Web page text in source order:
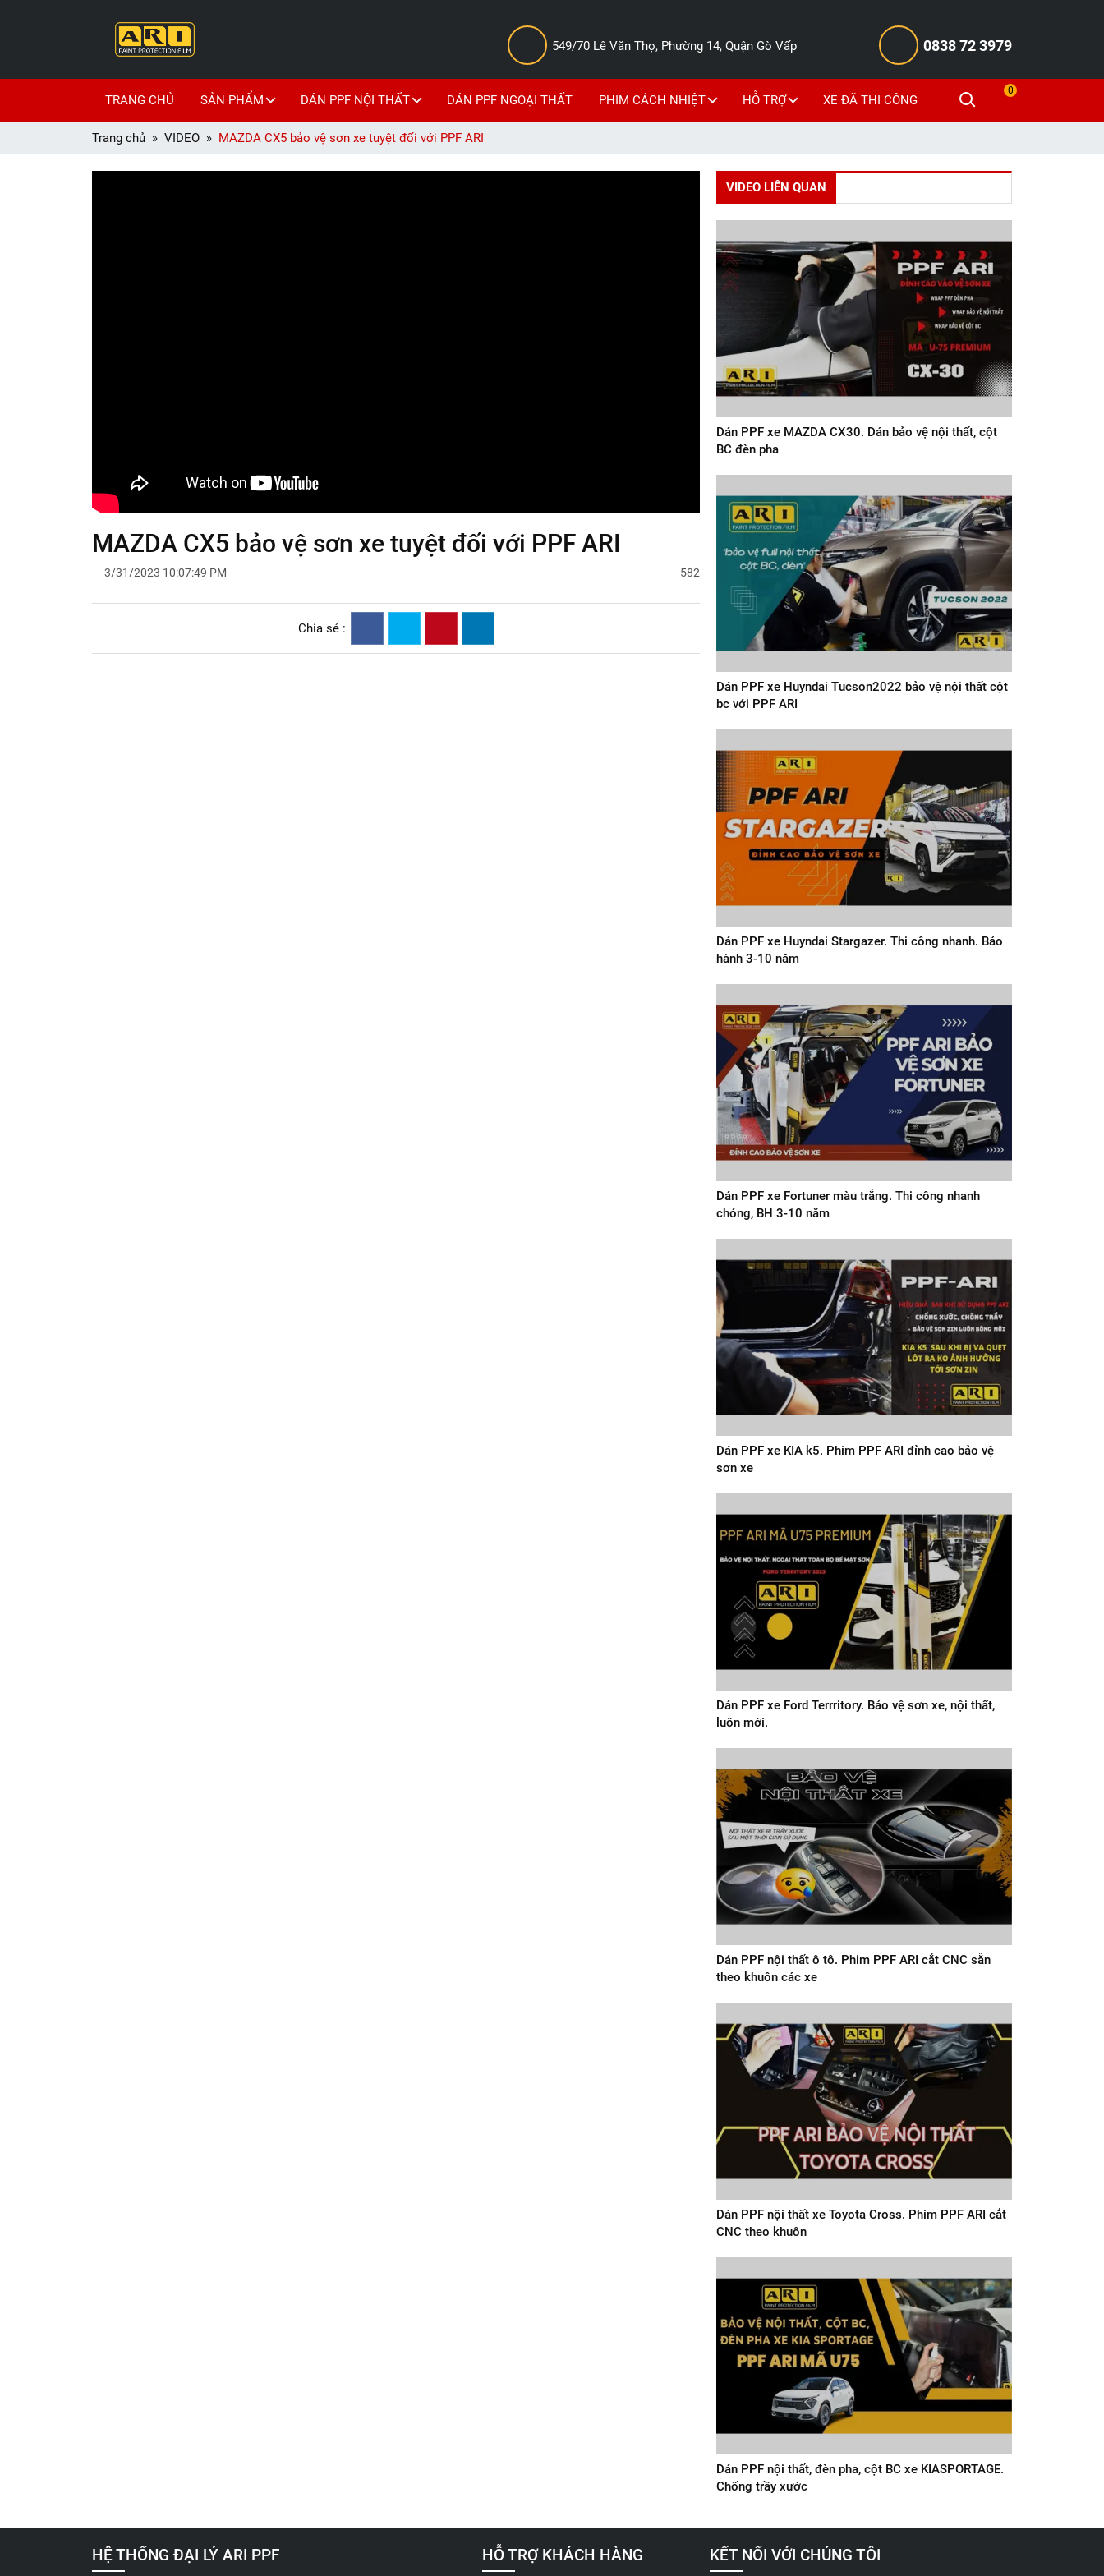
549/70 Lê Văn Thọ, Phường 14, Quận Gò Vấp 0838 72 3979
TRANG CHỦ SẢN PHẨM DÁN PPF NỘI THẤT DÁN PPF NGOẠI THẤT PHIM CÁCH NHIỆT HỖ TRỢ XE ĐÃ THI CÔNG
0
Trang chủ VIDEO MAZDA CX5 bảo vệ sơn xe tuyệt đối với PPF ARI
MAZDA CX5 bảo vệ sơn xe tuyệt đối với PPF ARI
3/31/2023 10:07:49 PM 582
Chia sẻ :
VIDEO LIÊN QUAN
Dán PPF xe MAZDA CX30. Dán bảo vệ nội thất, cột
BC đèn pha
Dán PPF xe Huyndai Tucson2022 bảo vệ nội thất cột
bc với PPF ARI
Dán PPF xe Huyndai Stargazer. Thi công nhanh. Bảo
hành 3-10 năm
Dán PPF xe Fortuner màu trắng. Thi công nhanh
chóng, BH 3-10 năm
Dán PPF xe KIA k5. Phim PPF ARI đỉnh cao bảo vệ
sơn xe
Dán PPF xe Ford Terrritory. Bảo vệ sơn xe, nội thất,
luôn mới.
Dán PPF nội thất ô tô. Phim PPF ARI cắt CNC sẵn
theo khuôn các xe
Dán PPF nội thất xe Toyota Cross. Phim PPF ARI cắt
CNC theo khuôn
Dán PPF nội thất, đèn pha, cột BC xe KIASPORTAGE.
Chống trầy xước
HỆ THỐNG ĐẠI LÝ ARI PPF HỖ TRỢ KHÁCH HÀNG KẾT NỐI VỚI CHÚNG TÔI